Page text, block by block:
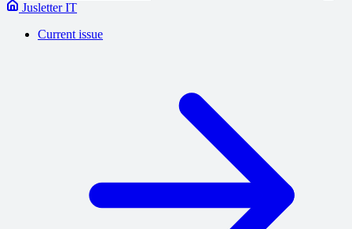
Jusletter IT
Current issue